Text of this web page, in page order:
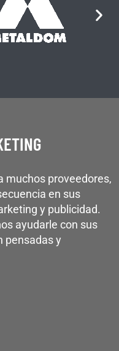
muchos proveedores,
en sus
y publicidad.
ayudarle con sus
pensadas y